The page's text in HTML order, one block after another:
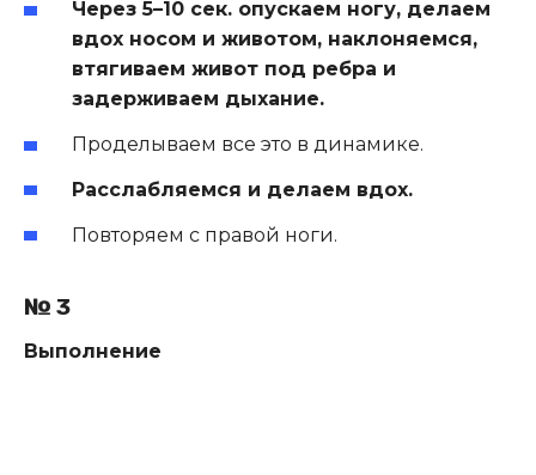
Через 5–10 сек. опускаем ногу, делаем
вдох носом и животом, наклоняемся,
втягиваем живот под ребра и
задерживаем дыхание.
Проделываем все это в динамике.
Расслабляемся и делаем вдох.
Повторяем с правой ноги.
№ 3
Выполнение